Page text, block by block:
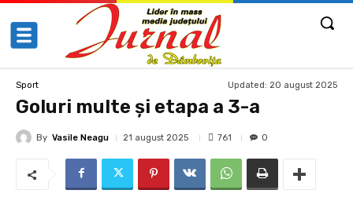
Sport Updated: 20 august 2025
Goluri multe și etapa a 3-a
By Vasile Neagu 21 august 2025 761 0